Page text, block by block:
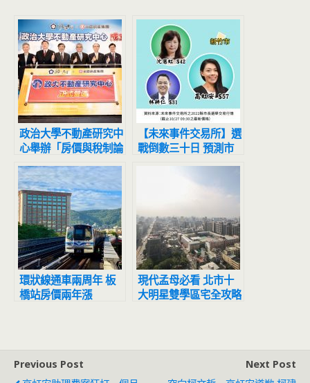
政治大學不動產研究中
心舉辦「房價與稅制論
壇」 永慶引證打炒房
政策有效
【未來事件交易所】選
戰倒數三十日 預測市
場估縣市長席次：綠5
環狀線通車兩周年 板
橋站房價兩年漲
現代孟母必看 北市十
大明星雙學區宅全攻略
Previous Post
Next Post